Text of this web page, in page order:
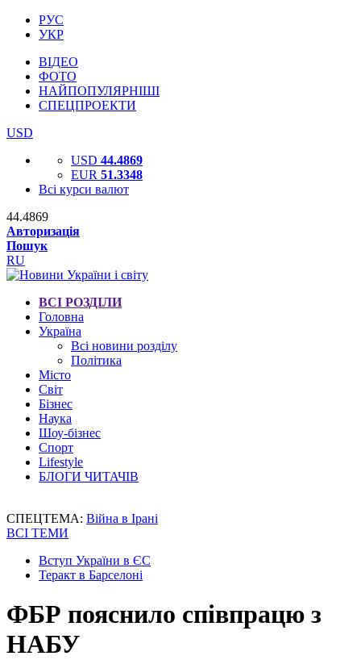
РУС
УКР
ВІДЕО
ФОТО
НАЙПОПУЛЯРНІШІ
СПЕЦПРОЕКТИ
USD
USD 44.4869
EUR 51.3348
Всі курси валют
44.4869
Авторизація
Пошук
RU
ВСІ РОЗДІЛИ
Головна
Україна
Всі новини розділу
Політика
Місто
Світ
Бізнес
Наука
Шоу-бізнес
Спорт
Lifestyle
БЛОГИ ЧИТАЧІВ
СПЕЦТЕМА: Війна в Ірані
ВСІ ТЕМИ
Вступ України в ЄС
Теракт в Барселоні
ФБР пояснило співпрацю з
НАБУ